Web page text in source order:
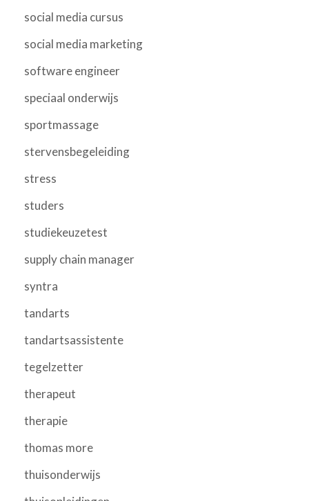
social media cursus
social media marketing
software engineer
speciaal onderwijs
sportmassage
stervensbegeleiding
stress
studers
studiekeuzetest
supply chain manager
syntra
tandarts
tandartsassistente
tegelzetter
therapeut
therapie
thomas more
thuisonderwijs